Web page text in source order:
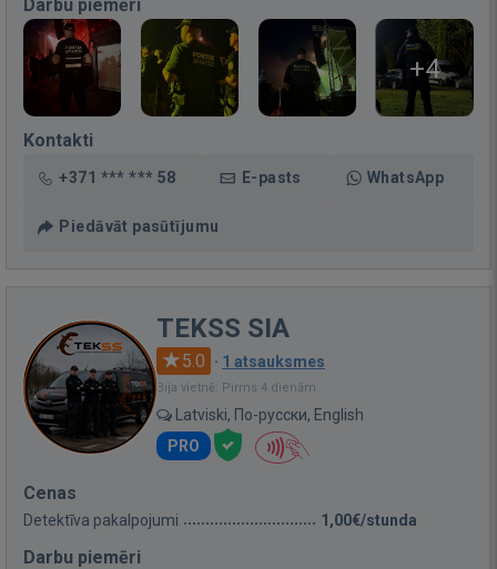
Darbu piemēri
+4
Kontakti
+371 *** *** 58 E-pasts WhatsApp
Piedāvāt pasūtījumu
TEKSS SIA
5.0 · 1 atsauksmes
Bija vietnē: Pirms 4 dienām
Latviski, По-русски, English
PRO
Cenas
Detektīva pakalpojumi 1,00€/stunda
Darbu piemēri